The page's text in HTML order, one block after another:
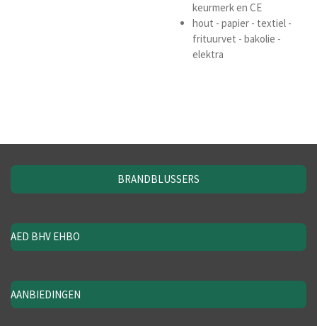
keurmerk en CE
hout - papier - textiel -
frituurvet - bakolie -
elektra
BRANDBLUSSERS
AED BHV EHBO
AANBIEDINGEN